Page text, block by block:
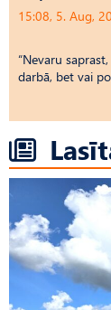
15:08, 5. Aug,
“Nevaru
darbā, bet vai